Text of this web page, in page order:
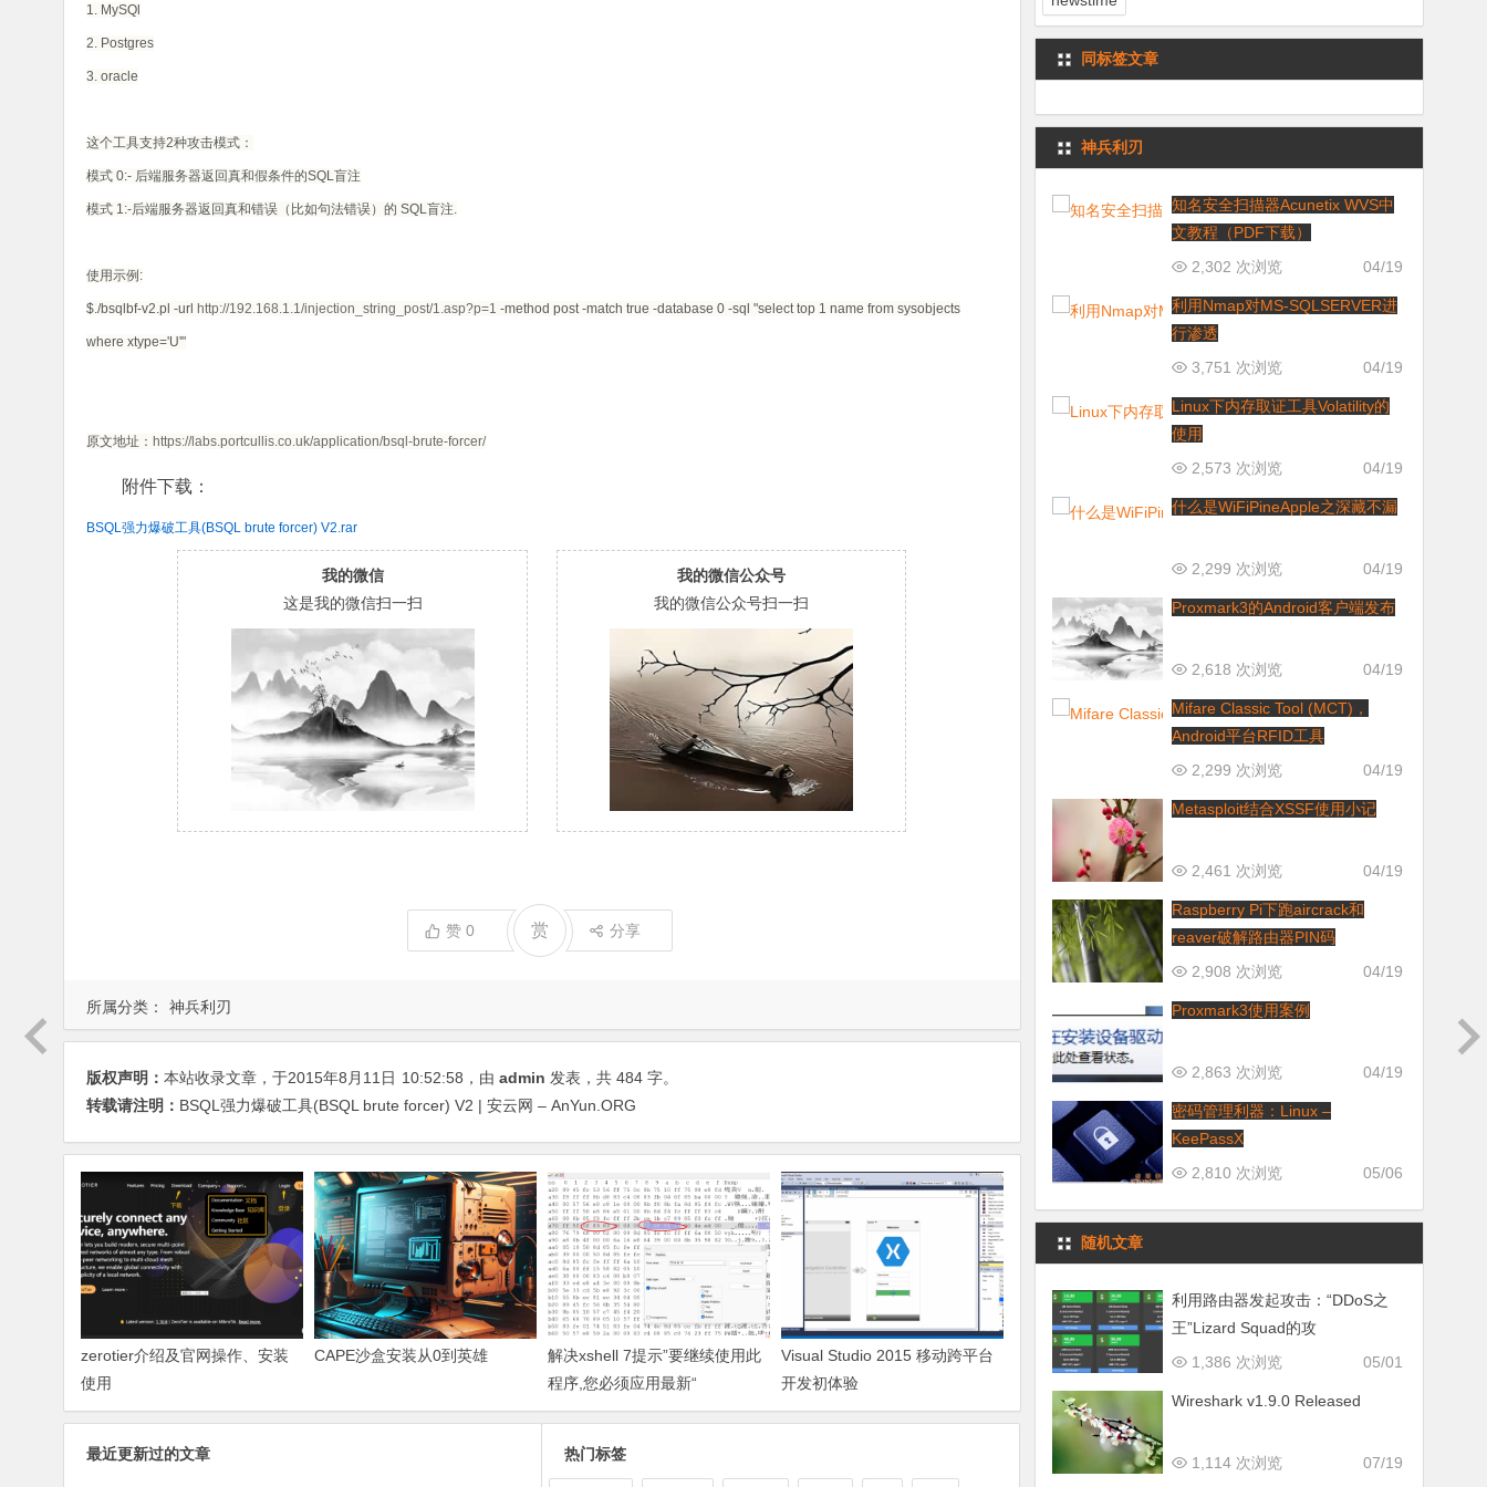
所属分类： 神兵利刃
1. MySQl
2. Postgres
3. oracle
这个工具支持2种攻击模式：
模式 0:- 后端服务器返回真和假条件的SQL盲注
模式 1:-后端服务器返回真和错误（比如句法错误）的 SQL盲注.
使用示例:
$./bsqlbf-v2.pl -url http://192.168.1.1/injection_string_post/1.asp?p=1 -method post -match true -database 0 -sql "select top 1 name from sysobjects
where xtype='U'"
原文地址： https://labs.portcullis.co.uk/application/bsql-brute-forcer/
附件下载：
BSQL强力爆破工具(BSQL brute forcer) V2.rar
我的微信
这是我的微信扫一扫
我的微信公众号
我的微信公众号扫一扫
赞0 赏 分享
版权声明： 本站收录文章，于2015年8月11日 10:52:58 ，由 admin 发表，共 484 字。
转载请注明： BSQL强力爆破工具(BSQL brute forcer) V2 | 安云网 – AnYun.ORG
zerotier介绍及官网操作、安装
使用
CAPE沙盒安装从0到英雄
解决xshell 7提示”要继续使用此
程序,您必须应用最新“
Visual Studio 2015 移动跨平台
开发初体验
最近更新过的文章 热门标签
同标签文章
神兵利刃
知名安全扫描器Acunetix WVS中
文教程（PDF下载）
04/19
2,302 次浏览
利用Nmap对MS-SQLSERVER进
行渗透
04/19
3,751 次浏览
Linux下内存取证工具Volatility的
使用
04/19
2,573 次浏览
什么是WiFiPineApple之深藏不漏
04/19
2,299 次浏览
Proxmark3的Android客户端发布
04/19
2,618 次浏览
Mifare Classic Tool (MCT)，
Android平台RFID工具
04/19
2,299 次浏览
Metasploit结合XSSF使用小记
04/19
2,461 次浏览
Raspberry Pi下跑aircrack和
reaver破解路由器PIN码
04/19
2,908 次浏览
Proxmark3使用案例
04/19
2,863 次浏览
密码管理利器：Linux –
KeePassX
05/06
2,810 次浏览
随机文章
利用路由器发起攻击：“DDoS之
王”Lizard Squad的攻
05/01
1,386 次浏览
Wireshark v1.9.0 Released
07/19
1,114 次浏览